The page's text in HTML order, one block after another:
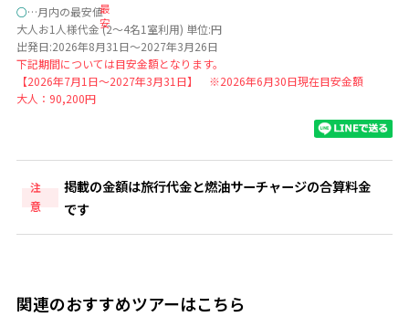
最
安
○…月内の最安値
大人お1人様代金 (2～4名1室利用) 単位:円
出発日:2026年8月31日～2027年3月26日
下記期間については目安金額となります。
【2026年7月1日～2027年3月31日】 ※2026年6月30日現在目安金額
大人：90,200円
注
意
掲載の金額は旅行代金と燃油サーチャージの合算料金
です
関連のおすすめツアーはこちら